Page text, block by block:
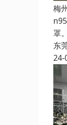
梅
罩
东
24-